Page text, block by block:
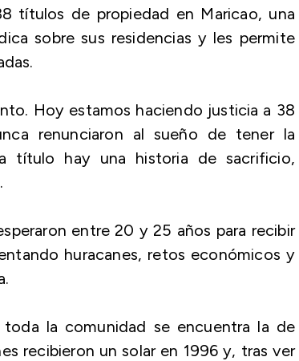
títulos de propiedad en Maricao, una
sobre sus residencias y les permite
Hoy estamos haciendo justicia a 38
renunciaron al sueño de tener la
título hay una historia de sacrificio,
entre 20 y 25 años para recibir
huracanes, retos económicos y
toda la comunidad se encuentra la de
recibieron un solar en 1996 y, tras ver